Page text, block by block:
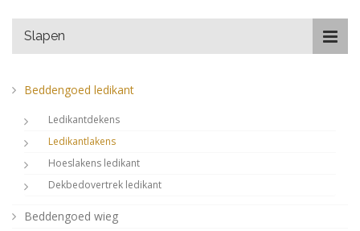
Slapen
Beddengoed ledikant
Ledikantdekens
Ledikantlakens
Hoeslakens ledikant
Dekbedovertrek ledikant
Beddengoed wieg